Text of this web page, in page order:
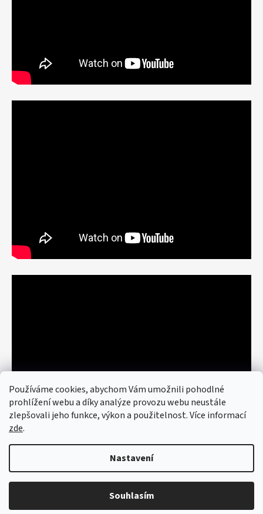
Používáme cookies, abychom Vám umožnili pohodlné
prohlížení webu a díky analýze provozu webu neustále
zlepšovali jeho funkce, výkon a použitelnost. Více informací
zde.
Nastavení
Souhlasím
© 2026 art re use. Všechna práva
Upravit nastavení cookies